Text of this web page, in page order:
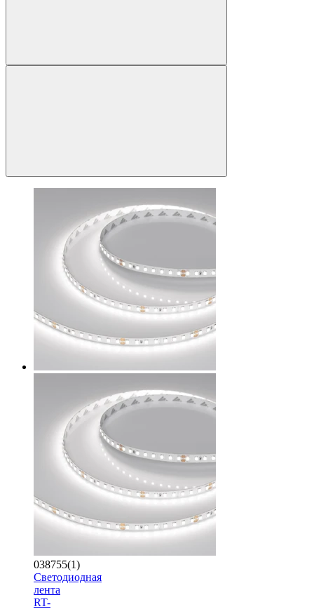
038755(1)
Светодиодная
лента
RT-